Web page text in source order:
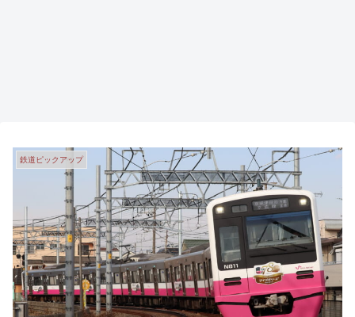
鉄道ピックアップ